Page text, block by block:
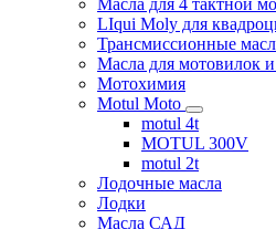
Масла для 4 тактной
LIqui Moly для
Трансмиссионные
Масла для мотовилок
Мотохимия
Motul Moto
motul 4t
MOTUL 300V
motul 2t
Лодочные масла
Лодки
Масла САД